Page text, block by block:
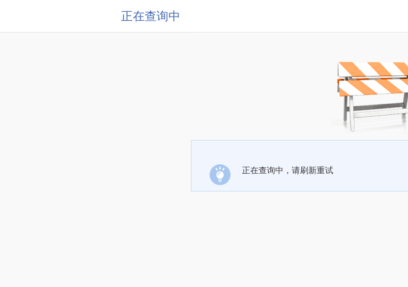
正在查询中
正在查询中，请刷新重试